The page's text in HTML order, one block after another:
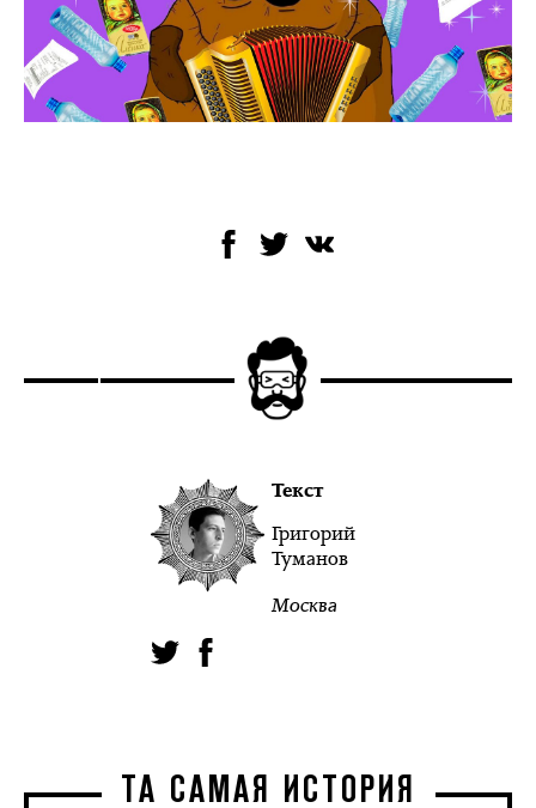
Текст
Григорий
Туманов
Москва
ТА САМАЯ ИСТОРИЯ